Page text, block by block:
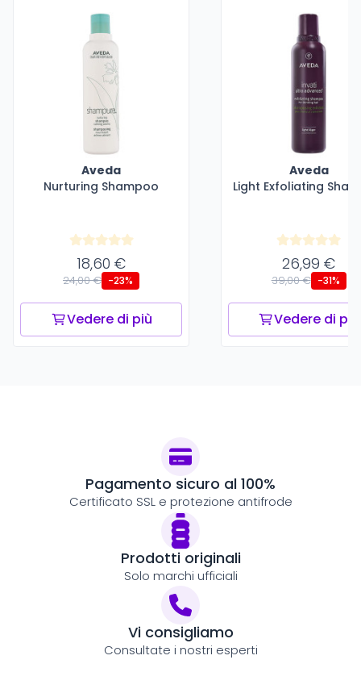
Aveda
Nurturing Shampoo
18,60 €
24,00 € -23%
Vedere di più
Aveda
Light Exfoliating
26,99 €
39,00 € -31%
Vedere di più
Pagamento sicuro al 100%
Certificato SSL e protezione antifrode
Prodotti originali
Solo marchi ufficiali
Vi consigliamo
Consultate i nostri esperti